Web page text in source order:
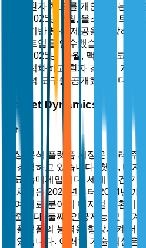
환자 치료를 개인화하는 것
2025년 7월, 올스크립트 헬
기반 분석 제공을 확장하기
트업을 인수했습니다.
2025년 10월, 맥케슨 코퍼
적화하고 환자 결과를 개선
석 도구를 공개했습니다.
Market Dynamics
시장 동력
임상 분석 플랫폼 시장은 여러 주
을 경험하고 있습니다. 첫째, 디지
주요 촉매제입니다. 세계 보건 기
구 채택은 2021년부터 2024년까
하여 의료 분야의 디지털 전환이
여줍니다. 둘째, 인공지능 및 기계
석 플랫폼의 능력을 향상시켜 더
고 있습니다. 이러한 기술 혁신은